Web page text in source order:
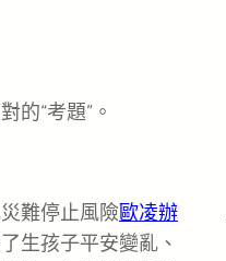
“考題”。
難停止風險歐凌辦
生孩子平安變亂、